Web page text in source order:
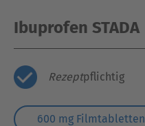
Ibuprofen STADA
Rezeptpflichtig
600 mg Filmtabletten